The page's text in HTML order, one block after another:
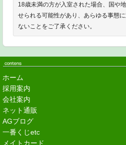
18歳未満の方が入室された場合、国や
せられる可能性があり、あらゆる事態
ないことをご了承ください。
ホーム
採用案内
会社案内
ネット通販
AGブログ
一番くじetc
メイトカード